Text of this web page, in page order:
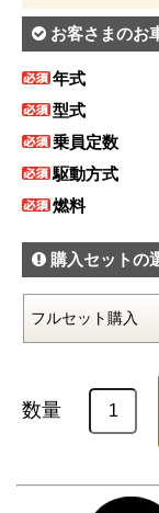
お客さまのお
年式
型式
乗員定数
駆動方式
燃料
購入セットの
数量